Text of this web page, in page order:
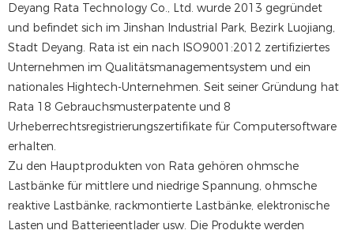
Deyang Rata Technology Co., Ltd. wurde 2013 gegründet
und befindet sich im Jinshan Industrial Park, Bezirk Luojiang,
Stadt Deyang. Rata ist ein nach ISO9001:2012 zertifiziertes
Unternehmen im Qualitätsmanagementsystem und ein
nationales Hightech-Unternehmen. Seit seiner Gründung hat
Rata 18 Gebrauchsmusterpatente und 8
Urheberrechtsregistrierungszertifikate für Computersoftware
erhalten.
Zu den Hauptprodukten von Rata gehören ohmsche
Lastbänke für mittlere und niedrige Spannung, ohmsche
reaktive Lastbänke, rackmontierte Lastbänke, elektronische
Lasten und Batterieentlader usw. Die Produkte werden